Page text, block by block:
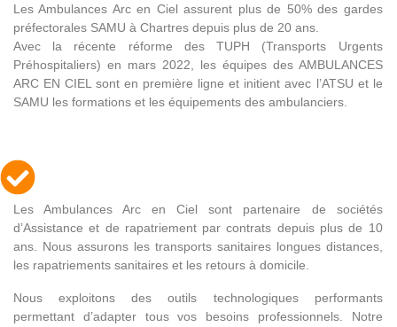
Les Ambulances Arc en Ciel assurent plus de 50% des gardes
préfectorales SAMU à Chartres depuis plus de 20 ans.
Avec la récente réforme des TUPH (Transports Urgents
Préhospitaliers) en mars 2022, les équipes des AMBULANCES
ARC EN CIEL sont en première ligne et initient avec l’ATSU et le
SAMU les formations et les équipements des ambulanciers.
Les Ambulances Arc en Ciel sont partenaire de sociétés
d’Assistance et de rapatriement par contrats depuis plus de 10
ans. Nous assurons les transports sanitaires longues distances,
les rapatriements sanitaires et les retours à domicile.
Nous exploitons des outils technologiques performants
permettant d’adapter tous vos besoins professionnels. Notre